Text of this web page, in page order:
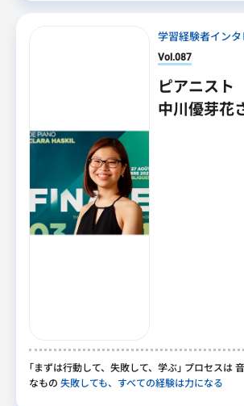
学習経験者イン
Vol.087
ピアニスト
中川優芽花
｢まずは行動して、 失敗して、 学ぶ｣ プロセスは
なもの 失敗しても、すべての経験は力になる